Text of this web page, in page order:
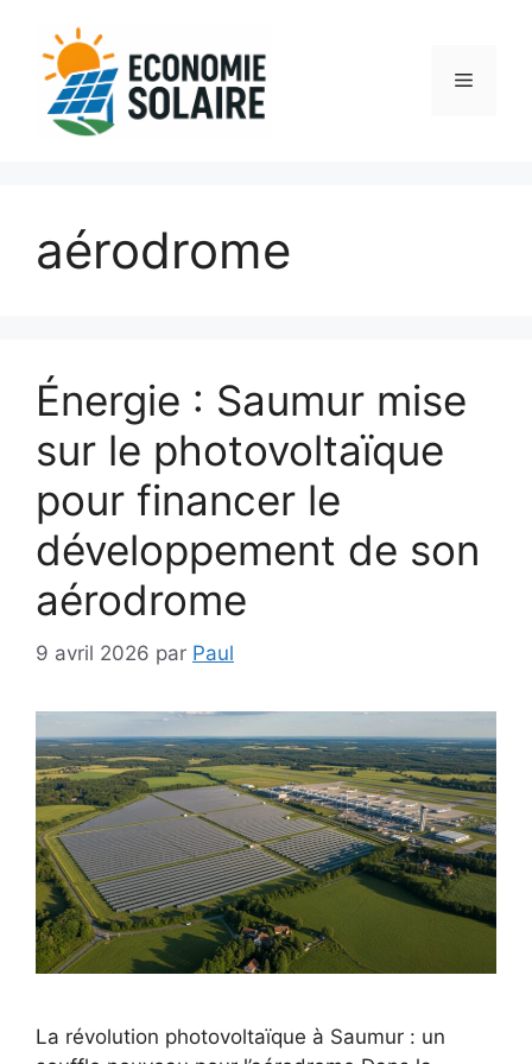
contenu
Menu
aérodrome
Énergie : Saumur mise
sur le photovoltaïque
pour financer le
développement de son
aérodrome
9 avril 2026 par Paul
La révolution photovoltaïque à Saumur : un